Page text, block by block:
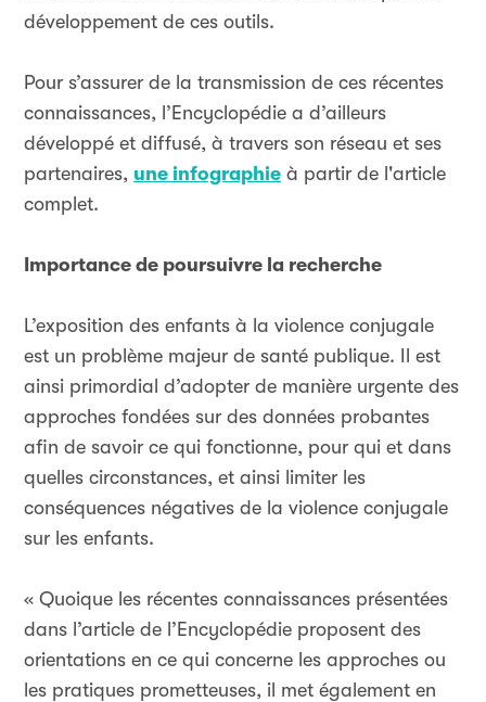
développement de ces outils.
Pour s’assurer de la transmission de ces récentes
connaissances, l’Encyclopédie a d’ailleurs
développé et diffusé, à travers son réseau et ses
partenaires, une infographie à partir de l'article
complet.
Importance de poursuivre la recherche
L’exposition des enfants à la violence conjugale
est un problème majeur de santé publique. Il est
ainsi primordial d’adopter de manière urgente des
approches fondées sur des données probantes
afin de savoir ce qui fonctionne, pour qui et dans
quelles circonstances, et ainsi limiter les
conséquences négatives de la violence conjugale
sur les enfants.
« Quoique les récentes connaissances présentées
dans l’article de l’Encyclopédie proposent des
orientations en ce qui concerne les approches ou
les pratiques prometteuses, il met également en